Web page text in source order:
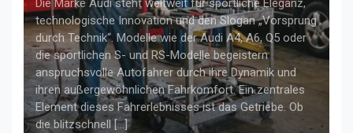
Die Marke Audi steht weltweit für sportliche Eleganz,
technologische Innovation und den Slogan „Vorsprung
durch Technik“. Modelle wie der Audi A4, A6, Q5 oder
die sportlichen S- und RS-Modelle begeistern
anspruchsvolle Autofahrer durch ihre Dynamik und
ihren außergewöhnlichen Fahrkomfort. Ein zentrales
Element dieses Fahrerlebnisses ist das Getriebe. Ob
die blitzschnell […]